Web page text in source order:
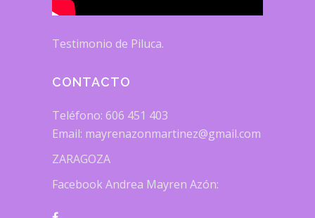
Testimonio de Piluca.
CONTACTO
Teléfono: 606 451 403
Email: mayrenazonmartinez@gmail.com
ZARAGOZA
Facebook Andrea Mayren Azón: